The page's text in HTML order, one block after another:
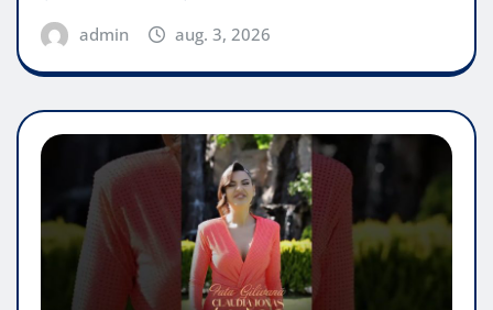
admin aug. 3, 2026